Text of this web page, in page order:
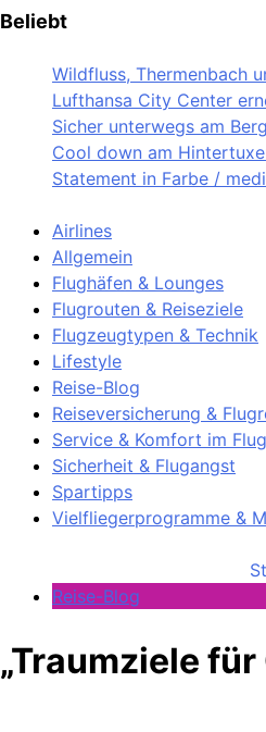
Beliebt
Wildfluss, Thermenbach
Lufthansa City Center
Sicher unterwegs am
Cool down am
Statement in Farbe /
Airlines
Allgemein
Flughäfen & Lounges
Flugrouten & Reiseziele
Flugzeugtypen & Technik
Lifestyle
Reise-Blog
Reiseversicherung &
Service & Komfort im
Sicherheit & Flugangst
Spartipps
Vielfliegerprogramme &
Reise-Blog
„Traumziele